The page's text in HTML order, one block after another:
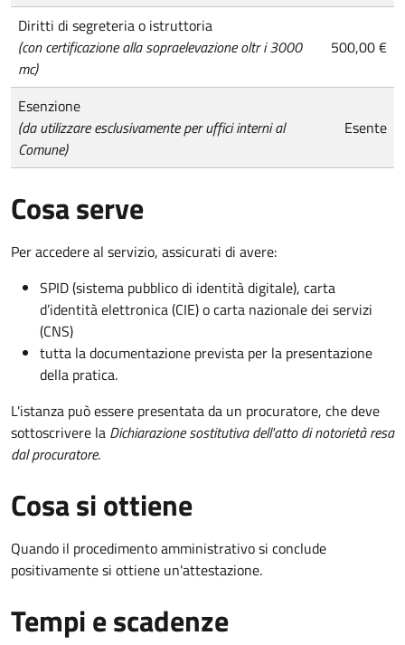
Diritti di segreteria o istruttoria
(con certificazione alla sopraelevazione oltr i 3000
mc)
500,00 €
Esenzione
(da utilizzare esclusivamente per uffici interni al
Comune)
Esente
Cosa serve
Per accedere al servizio, assicurati di avere:
SPID (sistema pubblico di identità digitale), carta
d’identità elettronica (CIE) o carta nazionale dei servizi
(CNS)
tutta la documentazione prevista per la presentazione
della pratica.
L'istanza può essere presentata da un procuratore, che deve
sottoscrivere la Dichiarazione sostitutiva dell'atto di notorietà resa
dal procuratore.
Cosa si ottiene
Quando il procedimento amministrativo si conclude
positivamente si ottiene un'attestazione.
Tempi e scadenze